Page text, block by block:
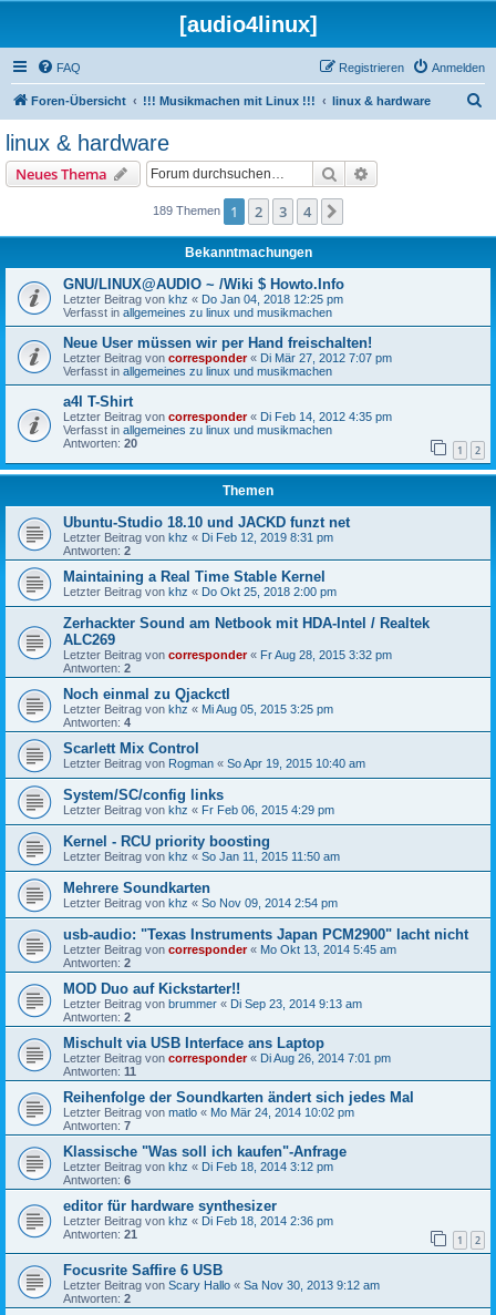
[audio4linux]
FAQ Anmelden
Registrieren
Foren-Übersicht !!! Musikmachen mit Linux !!! linux & hardware
linux & hardware
Neues Thema Suche
189 Themen 1 2 3 4
Bekanntmachungen
GNU/LINUX@AUDIO ~ /Wiki $ Howto.Info
Letzter Beitrag von khz « Do Jan 04, 2018 12:25 pm
Verfasst in allgemeines zu linux und musikmachen
Neue User müssen wir per Hand freischalten!
Letzter Beitrag von corresponder« Di Mär 27, 2012 7:07 pm
Verfasst in allgemeines zu linux und musikmachen
a4l T-Shirt
Letzter Beitrag von corresponder« Di Feb 14, 2012 4:35 pm
Verfasst in allgemeines zu linux und musikmachen
Antworten: 20 1 2
Themen
Ubuntu-Studio 18.10 und JACKD funzt net
Letzter Beitrag von khz « Di Feb 12, 2019 8:31 pm
Antworten: 2
Maintaining a Real Time Stable Kernel
Letzter Beitrag von khz « Do Okt 25, 2018 2:00 pm
Zerhackter Sound am Netbook mit HDA-Intel / Realtek
ALC269
Letzter Beitrag von corresponder« Fr Aug 28, 2015 3:32 pm
Antworten: 2
Noch einmal zu Qjackctl
Letzter Beitrag von khz « Mi Aug 05, 2015 3:25 pm
Antworten: 4
Scarlett Mix Control
Letzter Beitrag von Rogman « So Apr 19, 2015 10:40 am
System/SC/config links
Letzter Beitrag von khz « Fr Feb 06, 2015 4:29 pm
Kernel - RCU priority boosting
Letzter Beitrag von khz « So Jan 11, 2015 11:50 am
Mehrere Soundkarten
Letzter Beitrag von khz « So Nov 09, 2014 2:54 pm
usb-audio: "Texas Instruments Japan PCM2900" lacht nicht
Letzter Beitrag von corresponder« Mo Okt 13, 2014 5:45 am
Antworten: 2
MOD Duo auf Kickstarter!!
Letzter Beitrag von brummer « Di Sep 23, 2014 9:13 am
Antworten: 2
Mischult via USB Interface ans Laptop
Letzter Beitrag von corresponder« Di Aug 26, 2014 7:01 pm
Antworten: 11
Reihenfolge der Soundkarten ändert sich jedes Mal
Letzter Beitrag von matlo « Mo Mär 24, 2014 10:02 pm
Antworten: 7
Klassische "Was soll ich kaufen"-Anfrage
Letzter Beitrag von khz « Di Feb 18, 2014 3:12 pm
Antworten: 6
editor für hardware synthesizer
Letzter Beitrag von khz « Di Feb 18, 2014 2:36 pm
Antworten: 21 1 2
Focusrite Saffire 6 USB
Letzter Beitrag von Scary Hallo « Sa Nov 30, 2013 9:12 am
Antworten: 2